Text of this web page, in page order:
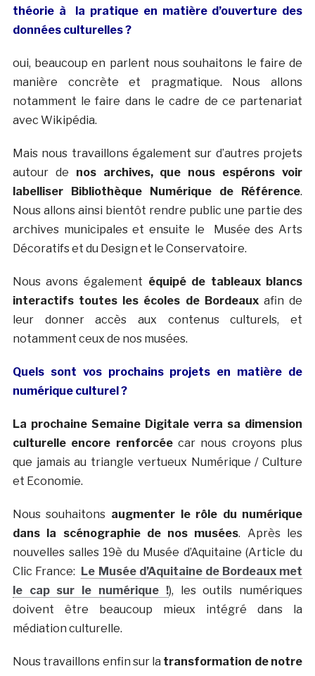
théorie à la pratique en matière d’ouverture des
données culturelles ?
oui, beaucoup en parlent nous souhaitons le faire de
manière concrète et pragmatique. Nous allons
notamment le faire dans le cadre de ce partenariat
avec Wikipédia.
Mais nous travaillons également sur d’autres projets
autour de nos archives, que nous espérons voir
labelliser Bibliothèque Numérique de Référence.
Nous allons ainsi bientôt rendre public une partie des
archives municipales et ensuite le Musée des Arts
Décoratifs et du Design et le Conservatoire.
Nous avons également équipé de tableaux blancs
interactifs toutes les écoles de Bordeauxafin de
leur donner accès aux contenus culturels, et
notamment ceux de nos musées.
Quels sont vos prochains projets en matière de
numérique culturel ?
La prochaine Semaine Digitale verra sa dimension
culturelle encore renforcéecar nous croyons plus
que jamais au triangle vertueux Numérique / Culture
et Economie.
Nous souhaitons augmenter le rôle du numérique
dans la scénographie de nos musées. Après les
nouvelles salles 19è du Musée d’Aquitaine (Article du
Clic France:
Le Musée d’Aquitaine de Bordeaux met
le cap sur le numérique !), les outils numériques
doivent être beaucoup mieux intégré dans la
médiation culturelle.
Nous travaillons enfin sur la transformation de notre